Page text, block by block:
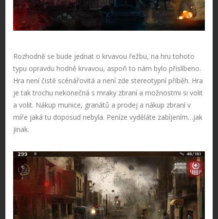
Rozhodně se bude jednat o krvavou řežbu, na hru tohoto
typu opravdu hodně krvavou, aspoň to nám bylo přislíbeno.
Hra není čistě scénářovitá a není zde stereotypní příběh. Hra
je tak trochu nekonečná s mraky zbraní a možnostmi si volit
a volit. Nákup munice, granátů a prodej a nákup zbraní v
míře jaká tu doposud nebyla. Peníze vyděláte zabíjením…jak
jinak.